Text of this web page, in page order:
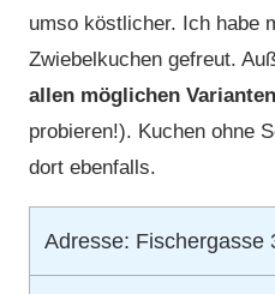
umso köstlicher. Ich habe
Zwiebelkuchen gefreut.
allen möglichen Varianten
probieren!). Kuchen ohne
dort ebenfalls.
Adresse: Fischergasse